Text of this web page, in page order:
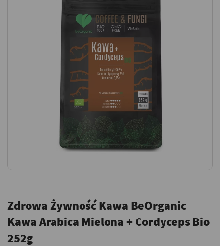
Zdrowa Żywność Kawa BeOrganic
Kawa Arabica Mielona + Cordyceps Bio
252g